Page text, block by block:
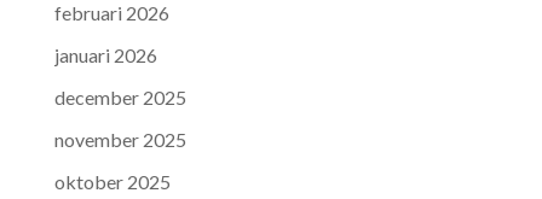
februari 2026
januari 2026
december 2025
november 2025
oktober 2025